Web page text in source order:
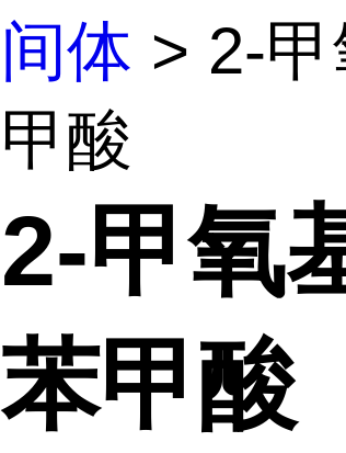
间体 > 2-
甲酸
2-甲氧
苯甲酸